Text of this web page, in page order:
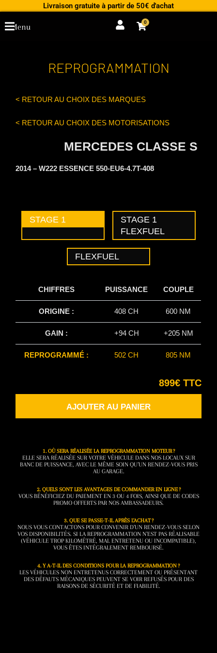
contenu
Livraison gratuite à partir de 50€ d'achat
0
Cart
Menu
REPROGRAMMATION
< RETOUR AU CHOIX DES MARQUES
< RETOUR AU CHOIX DES MOTORISATIONS
MERCEDES CLASSE S
2014 – W222 ESSENCE 550-EU6-4.7T-408
STAGE 1
STAGE 1
FLEXFUEL
FLEXFUEL
CHIFFRES PUISSANCE COUPLE
ORIGINE : 408 CH 600 NM
GAIN : +94 CH +205 NM
REPROGRAMMÉ : 502 CH 805 NM
899€ TTC
AJOUTER AU PANIER
1. OÙ SERA RÉALISÉE LA REPROGRAMMATION MOTEUR ?
ELLE SERA RÉALISÉE SUR VOTRE VÉHICULE DANS NOS LOCAUX SUR
BANC DE PUISSANCE, AVEC LE MÊME SOIN QU’UN RENDEZ-VOUS PRIS
AU GARAGE.
2. QUELS SONT LES AVANTAGES DE COMMANDER EN LIGNE ?
VOUS BÉNÉFICIEZ DU PAIEMENT EN 3 OU 4 FOIS, AINSI QUE DE CODES
PROMO OFFERTS PAR NOS AMBASSADEURS.
3. QUE SE PASSE-T-IL APRÈS L’ACHAT ?
NOUS VOUS CONTACTONS POUR CONVENIR D’UN RENDEZ-VOUS SELON
VOS DISPONIBILITÉS. SI LA REPROGRAMMATION N’EST PAS RÉALISABLE
(VÉHICULE TROP KILOMÉTRÉ, MAL ENTRETENU OU INCOMPATIBLE),
VOUS ÊTES INTÉGRALEMENT REMBOURSÉ.
4. Y A-T-IL DES CONDITIONS POUR LA REPROGRAMMATION ?
LES VÉHICULES NON ENTRETENUS CORRECTEMENT OU PRÉSENTANT
DES DÉFAUTS MÉCANIQUES PEUVENT SE VOIR REFUSÉS POUR DES
RAISONS DE SÉCURITÉ ET DE FIABILITÉ.